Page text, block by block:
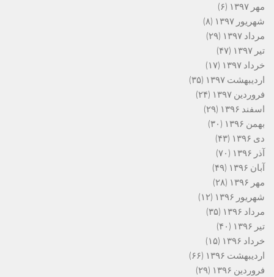
مهر ۱۳۹۷
(۶)
شهریور ۱۳۹۷
(۸)
مرداد ۱۳۹۷
(۲۹)
تیر ۱۳۹۷
(۴۷)
خرداد ۱۳۹۷
(۱۷)
اردیبهشت ۱۳۹۷
(۳۵)
فروردین ۱۳۹۷
(۲۴)
اسفند ۱۳۹۶
(۲۹)
بهمن ۱۳۹۶
(۳۰)
دی ۱۳۹۶
(۴۳)
آذر ۱۳۹۶
(۷۰)
آبان ۱۳۹۶
(۴۹)
مهر ۱۳۹۶
(۲۸)
شهریور ۱۳۹۶
(۱۲)
مرداد ۱۳۹۶
(۳۵)
تیر ۱۳۹۶
(۴۰)
خرداد ۱۳۹۶
(۱۵)
اردیبهشت ۱۳۹۶
(۶۶)
فروردین ۱۳۹۶
(۲۹)